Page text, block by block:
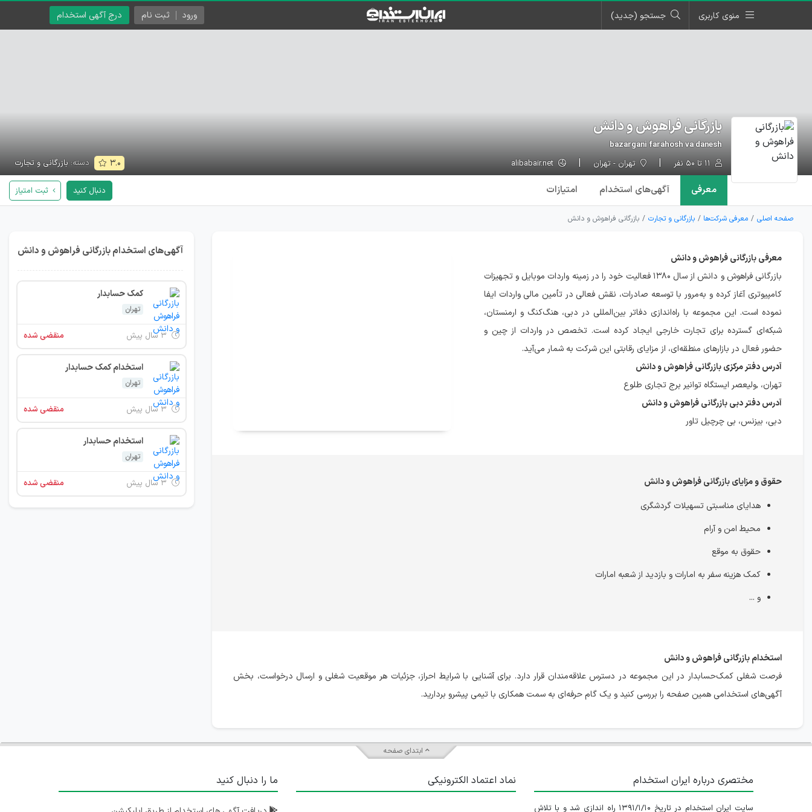
منوی کاربری جستجو (جدید) درج آگهی استخدام ورود ثبت نام
بازرگانی فراهوش و دانش
bazargani farahosh va danesh
تهران - تهران ۳.۰ دسته: بازرگانی و تجارت
معرفی آگهی‌های استخدام امتیازات دنبال کنید ثبت امتیاز
صفحه اصلی معرفی شرکت‌ها بازرگانی و تجارت بازرگانی فراهوش و دانش
معرفی بازرگانی فراهوش و دانش
بازرگانی فراهوش و دانش از سال ۱۳۸۰ فعالیت خود را در زمینه واردات موبایل و تجهیزات
کامپیوتری آغاز کرده و به‌مرور با توسعه صادرات، نقش فعالی در تأمین مالی واردات ایفا
نموده است. این مجموعه با راه‌اندازی دفاتر بین‌المللی در دبی، هنگ‌کنگ و ارمنستان،
شبکه‌ای گسترده برای تجارت خارجی ایجاد کرده است. تخصص در واردات از چین و
حضور فعال در بازارهای منطقه‌ای، از مزایای رقابتی این شرکت به شمار می‌آید.
آدرس دفتر مرکزی بازرگانی فراهوش و دانش
تهران، ,ولیعصر ایستگاه توانیر برج تجاری طلوع
آدرس دفتر دبی بازرگانی فراهوش و دانش
دبی، بیزنس، بی چرچیل تاور
حقوق و مزایای بازرگانی فراهوش و دانش
هدایای مناسبتی تسهیلات گردشگری
محیط امن و آرام
حقوق به موقع
کمک هزینه سفر به امارات و بازدید از شعبه امارات
و ...
استخدام بازرگانی فراهوش و دانش
فرصت شغلی کمک‌حسابدار در این مجموعه در دسترس علاقه‌مندان قرار دارد. برای آشنایی با شرایط احراز، جزئیات هر موقعیت شغلی و ارسال درخواست، بخش
آگهی‌های استخدامی همین صفحه را بررسی کنید و یک گام حرفه‌ای به سمت همکاری با تیمی پیشرو بردارید.
آگهی‌های استخدام بازرگانی فراهوش و دانش
کمک حسابدار
تهران
منقضی شده
استخدام کمک حسابدار
تهران
منقضی شده
استخدام حسابدار
تهران
منقضی شده
ابتدای صفحه
مختصری درباره ایران استخدام
سایت ایران استخدام در تاریخ ۱۳۹۱/۱/۱۰ راه اندازی شد و با تلاش
نماد اعتماد الکترونیکی ما را دنبال کنید